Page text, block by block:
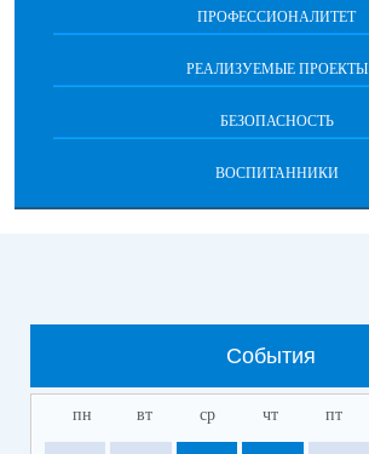
ПРОФЕССИОНАЛИТЕТ
РЕАЛИЗУЕМЫЕ ПРОЕКТЫ
БЕЗОПАСНОСТЬ
ВОСПИТАННИКИ
События
пн вт ср чт пт